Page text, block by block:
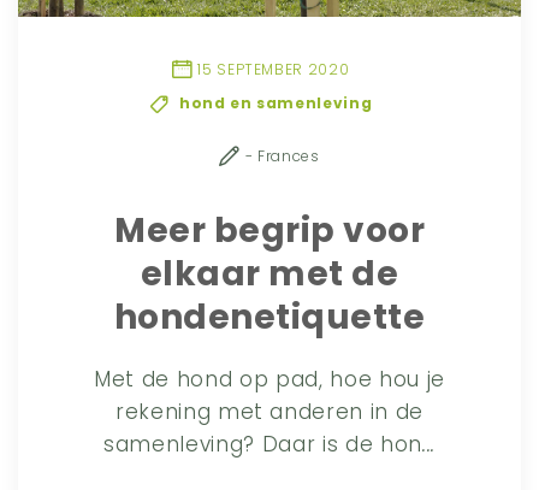
15 SEPTEMBER 2020
hond en samenleving
- Frances
Meer begrip voor
elkaar met de
hondenetiquette
Met de hond op pad, hoe hou je
rekening met anderen in de
samenleving? Daar is de hon...